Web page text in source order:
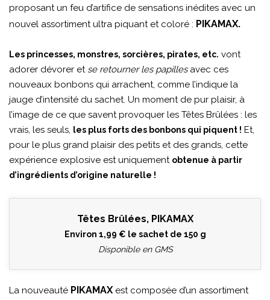
proposant un feu d’artifice de sensations inédites avec un
nouvel assortiment ultra piquant et coloré : PIKAMAX.
Les princesses, monstres, sorcières, pirates, etc. vont
adorer dévorer et se retourner les papillesavec ces
nouveaux bonbons qui arrachent, comme l’indique la
jauge d’intensité du sachet. Un moment de pur plaisir, à
l’image de ce que savent provoquer les Têtes Brûlées : les
vrais, les seuls, les plus forts des bonbons qui piquent ! Et,
pour le plus grand plaisir des petits et des grands, cette
expérience explosive est uniquement obtenue à partir
d’ingrédients d’origine naturelle !
Têtes Brûlées, PIKAMAX
Environ 1,99 € le sachet de 150 g
Disponible en GMS
La nouveauté PIKAMAXest composée d’un assortiment